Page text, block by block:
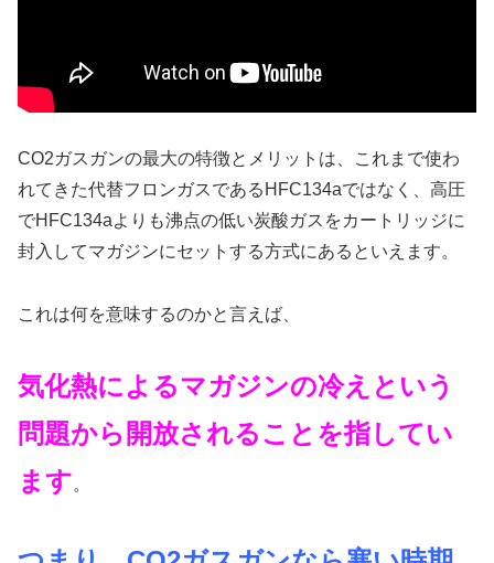
CO2ガスガンの最大の特徴とメリットは、これまで使わ
れてきた代替フロンガスであるHFC134aではなく、高圧
でHFC134aよりも沸点の低い炭酸ガスをカートリッジに
封入してマガジンにセットする方式にあるといえます。
これは何を意味するのかと言えば、
気化熱によるマガジンの冷えという
問題から開放されることを指してい
ます。